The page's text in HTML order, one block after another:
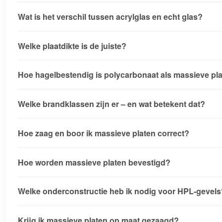
Wat is het verschil tussen acrylglas en echt glas?
Welke plaatdikte is de juiste?
Hoe hagelbestendig is polycarbonaat als massieve
Welke brandklassen zijn er – en wat betekent dat?
Hoe zaag en boor ik massieve platen correct?
Hoe worden massieve platen bevestigd?
Welke onderconstructie heb ik nodig voor HPL-